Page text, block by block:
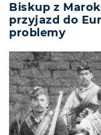
Biskup z
przyjazd do
problemy